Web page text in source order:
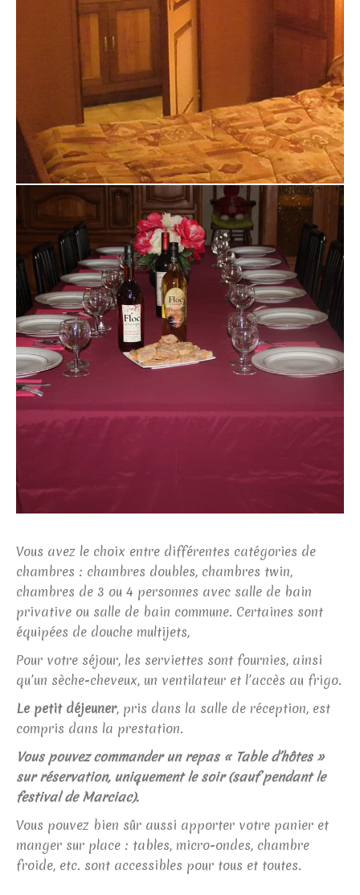
Vous avez le choix entre différentes catégories de
chambres : chambres doubles, chambres twin,
chambres de 3 ou 4 personnes avec salle de bain
privative ou salle de bain commune. Certaines sont
équipées de douche multijets,
Pour votre séjour, les serviettes sont fournies, ainsi
qu’un sèche-cheveux, un ventilateur et l’accès au frigo.
Le petit déjeuner, pris dans la salle de réception, est
compris dans la prestation.
Vous pouvez commander un repas « Table d’hôtes »
sur réservation, uniquement le soir (sauf pendant le
festival de Marciac).
Vous pouvez bien sûr aussi apporter votre panier et
manger sur place : tables, micro-ondes, chambre
froide, etc. sont accessibles pour tous et toutes.